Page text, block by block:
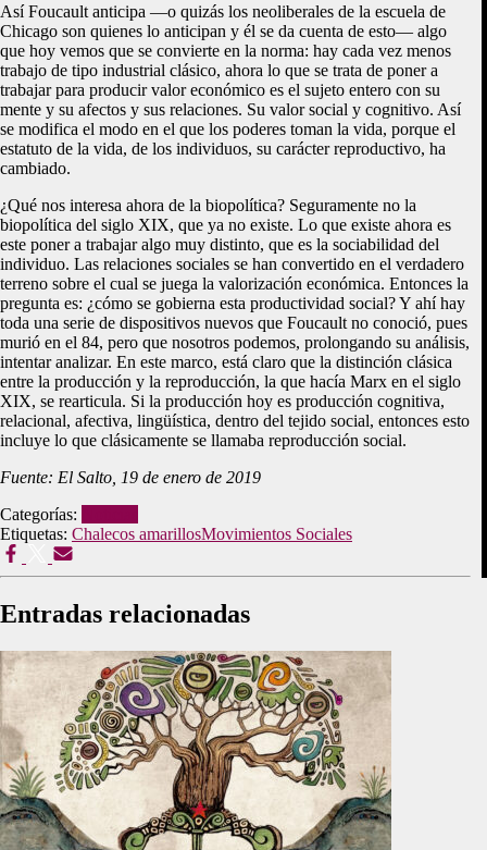
Así Foucault anticipa —o quizás los neoliberales de la escuela de
Chicago son quienes lo anticipan y él se da cuenta de esto— algo
que hoy vemos que se convierte en la norma: hay cada vez menos
trabajo de tipo industrial clásico, ahora lo que se trata de poner a
trabajar para producir valor económico es el sujeto entero con su
mente y su afectos y sus relaciones. Su valor social y cognitivo. Así
se modifica el modo en el que los poderes toman la vida, porque el
estatuto de la vida, de los individuos, su carácter reproductivo, ha
cambiado.
¿Qué nos interesa ahora de la biopolítica? Seguramente no la
biopolítica del siglo XIX, que ya no existe. Lo que existe ahora es
este poner a trabajar algo muy distinto, que es la sociabilidad del
individuo. Las relaciones sociales se han convertido en el verdadero
terreno sobre el cual se juega la valorización económica. Entonces la
pregunta es: ¿cómo se gobierna esta productividad social? Y ahí hay
toda una serie de dispositivos nuevos que Foucault no conoció, pues
murió en el 84, pero que nosotros podemos, prolongando su análisis,
intentar analizar. En este marco, está claro que la distinción clásica
entre la producción y la reproducción, la que hacía Marx en el siglo
XIX, se rearticula. Si la producción hoy es producción cognitiva,
relacional, afectiva, lingüística, dentro del tejido social, entonces esto
incluye lo que clásicamente se llamaba reproducción social.
Fuente: El Salto, 19 de enero de 2019
Categorías:
Etiquetas: Chalecos amarillosMovimientos Sociales
Entradas relacionadas